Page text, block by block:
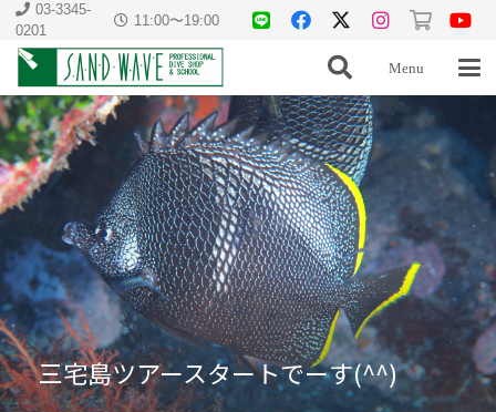
03-3345-
0201
11:00〜19:00
Menu
三宅島ツアースタートでーす(^^)